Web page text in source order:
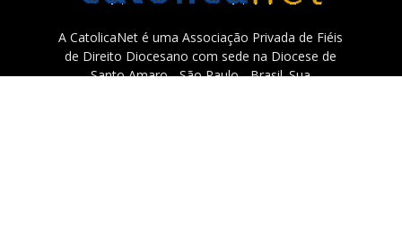
A CatolicaNet é uma Associação Privada de Fiéis
de Direito Diocesano com sede na Diocese de
Santo Amaro - São Paulo - Brasil. Sua